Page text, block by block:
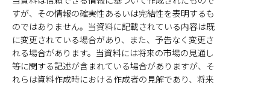
すが、その情報の確実性あるいは完結性を表明するも
のではありません。当資料に記載されている内容は既
に変更されている場合があり、また、予告なく変更さ
れる場合があります。当資料には将来の市場の見通し
等に関する記述が含まれている場合がありますが、そ
れらは資料作成時における作成者の見解であり、将来